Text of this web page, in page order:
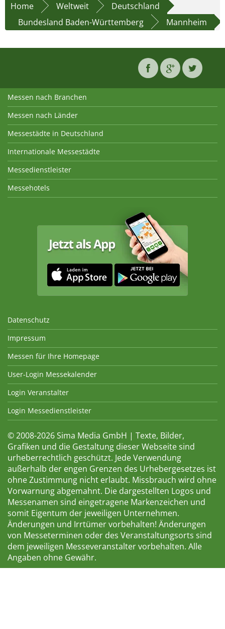
Home Weltweit
Deutschland
Bundesland Baden-Württemberg
Mannheim
Messen nach Branchen
Messen nach Länder
Messestädte in Deutschland
Internationale Messestädte
Messedienstleister
Messehotels
Datenschutz
Impressum
Messen für Ihre Homepage
User-Login Messekalender
Login Veranstalter
Login Messedienstleister
© 2008-2026 Sima Media GmbH | Texte, Bilder,
Grafiken und die Gestaltung dieser Webseite sind
urheberrechtlich geschützt. Jede Verwendung
außerhalb der engen Grenzen des Urhebergesetzes ist
ohne Zustimmung nicht erlaubt. Missbrauch wird ohne
Vorwarnung abgemahnt. Die dargestellten Logos und
Messenamen sind eingetragene Markenzeichen und
somit Eigentum der jeweiligen Unternehmen.
Änderungen und Irrtümer vorbehalten! Änderungen
von Messeterminen oder des Veranstaltungsorts sind
dem jeweiligen Messeveranstalter vorbehalten. Alle
Angaben ohne Gewähr.